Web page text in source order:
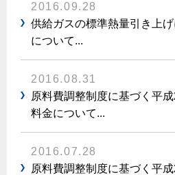
ガスを安全にお使いいただくため
安全対策
ガスメーターの役割と安全機能
古くなったガス管の交換のおすすめ
長期使用製品安全点検制度につい
都市ガス切り替え事例
リビング
ガスファンヒーター
ガス温水床暖房・ルームヒーター
2016.09.28
供給ガスの標準熱量引き上
について...
2016.08.31
原料費調整制度に基づく平
料金について...
2016.07.28
原料費調整制度に基づく平